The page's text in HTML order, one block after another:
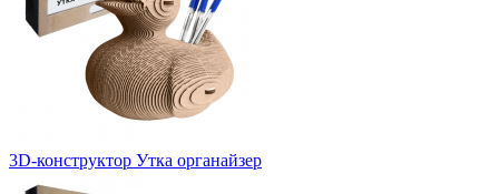
3D-конструктор Утка органайзер